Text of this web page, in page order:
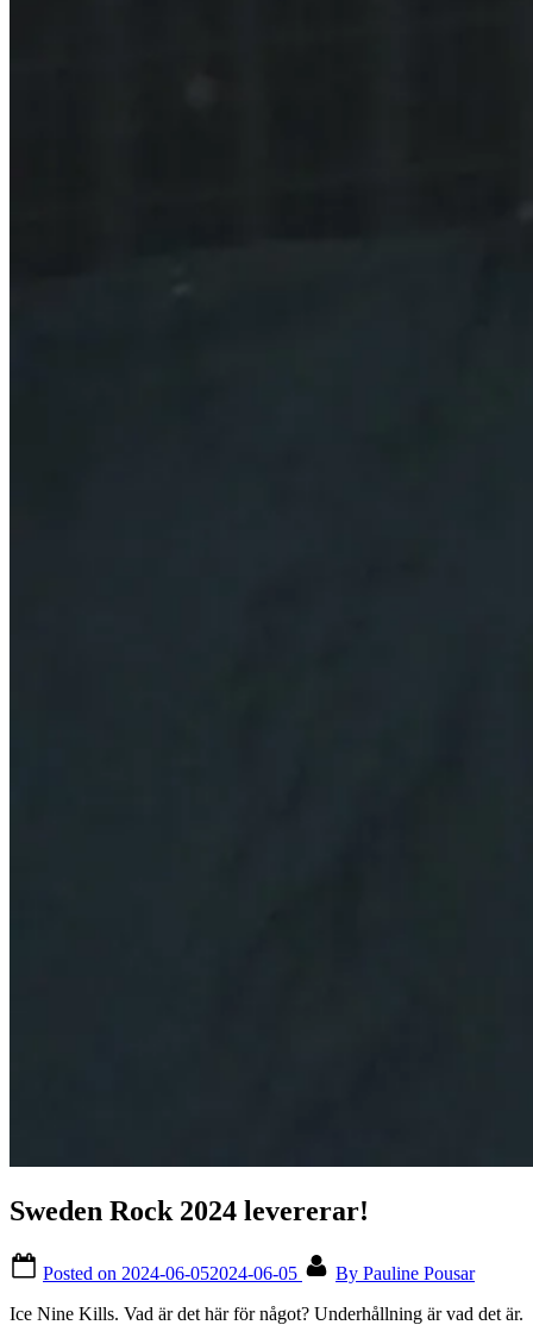
Sweden Rock 2024 levererar!
Posted on 2024-06-052024-06-05 By Pauline Pousar
Ice Nine Kills. Vad är det här för något? Underhållning är vad det är.